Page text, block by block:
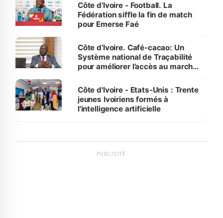
Côte d’Ivoire - Football. La
Fédération siffle la fin de match
pour Emerse Faé
Côte d’Ivoire. Café-cacao: Un
Système national de Traçabilité
pour améliorer l’accès au marché
Côte d'Ivoire - Etats-Unis : Trente
jeunes Ivoiriens formés à
l'intelligence artificielle
PUBLICITÉ